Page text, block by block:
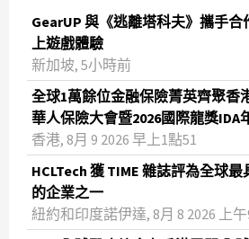
GearUP 與《逃離塔科夫》攜手
上遊戲體驗
新加坡, 5小時前
全球1萬餘位金融保險菁英齊聚香
華人保險大會暨2026國際龍獎IDA
香港, 8月 9 2026 早上1點51
HCLTech 獲 TIME 雜誌評為全球
的企業之一
紐約和印度諾伊達, 8月 8 2026 上